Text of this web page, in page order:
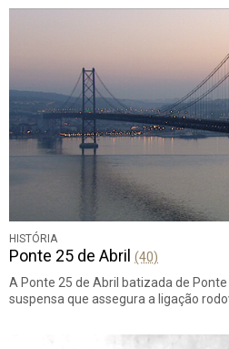
HISTÓRIA
Ponte 25 de Abril (40)
A Ponte 25 de Abril batizada de
suspensa que assegura a ligação